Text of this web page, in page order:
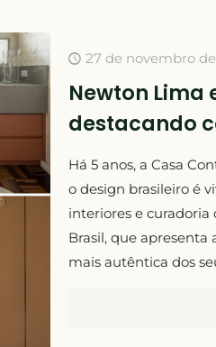
27 de novembro
Newton
destacando
Há 5 anos, a Casa
o design brasileiro é
interiores e curadoria
Brasil, que
mais autêntica dos